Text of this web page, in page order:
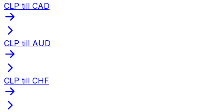
CLP till CAD
CLP till AUD
CLP till CHF